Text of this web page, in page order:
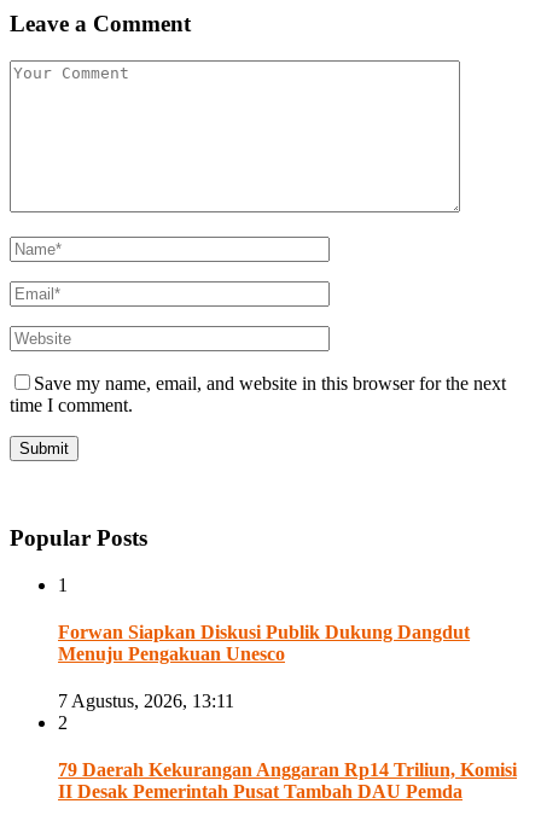
Leave a Comment
Save my name, email, and website in this browser for the next
time I comment.
Popular Posts
1
Forwan Siapkan Diskusi Publik Dukung Dangdut
Menuju Pengakuan Unesco
7 Agustus, 2026, 13:11
2
79 Daerah Kekurangan Anggaran Rp14 Triliun, Komisi
II Desak Pemerintah Pusat Tambah DAU Pemda